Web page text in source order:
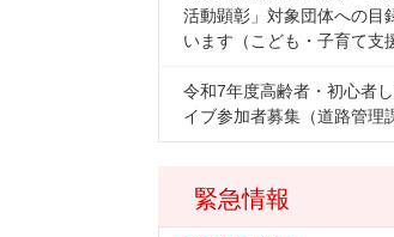
緊急情報
活動顕彰」対象団体への目
います（こども・子育て支
令和7年度高齢者・初心者
イブ参加者募集（道路管理